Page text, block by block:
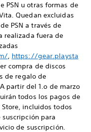
PSN u otras formas de
Quedan excluidas
PSN a través de
realizada fuera de
, https://gear.playsta
compra de discos
de regalo de
partir del 1.o de marzo
todos los pagos de
incluidos todos
para
de suscripción.